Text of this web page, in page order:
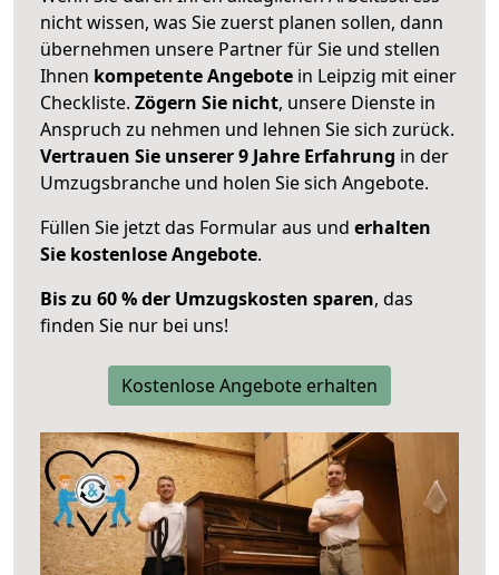
nicht wissen, was Sie zuerst planen sollen, dann
übernehmen unsere Partner für Sie und stellen
Ihnen kompetente Angebote in Leipzig mit einer
Checkliste. Zögern Sie nicht, unsere Dienste in
Anspruch zu nehmen und lehnen Sie sich zurück.
Vertrauen Sie unserer 9 Jahre Erfahrung in der
Umzugsbranche und holen Sie sich Angebote.
Füllen Sie jetzt das Formular aus und erhalten
Sie kostenlose Angebote.
Bis zu 60 % der Umzugskosten sparen, das
finden Sie nur bei uns!
Kostenlose Angebote erhalten